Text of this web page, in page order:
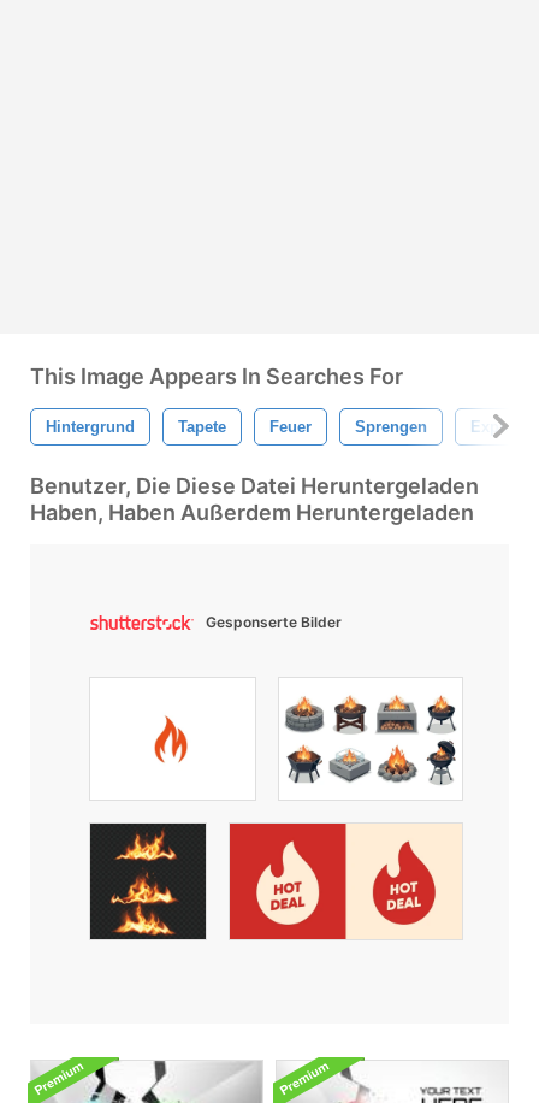
This Image Appears In Searches For
Hintergrund Tapete Feuer Sprengen
Benutzer, Die Diese Datei Heruntergeladen
Haben, Haben Außerdem Heruntergeladen
Gesponserte Bilder